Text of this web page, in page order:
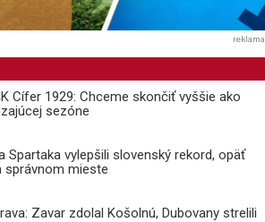
reklama
Cífer 1929: Chceme skončiť vyššie ako
sezóne
Spartaka vylepšili slovenský rekord, opäť
správnom mieste
Zavar zdolal Košolnú, Dubovany strelili